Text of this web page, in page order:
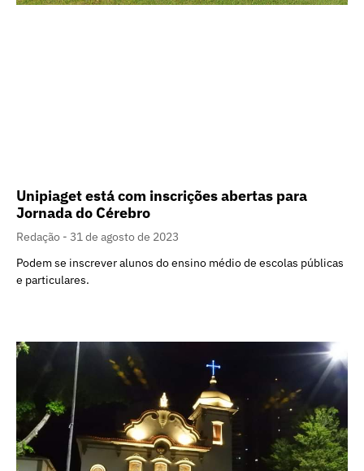
Unipiaget está com inscrições abertas para
Jornada do Cérebro
Redação
31 de agosto de 2023
Podem se inscrever alunos do ensino médio de escolas públicas
e particulares.